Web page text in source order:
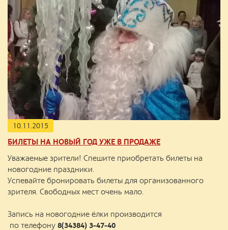
10.11.2015
БИЛЕТЫ НА НОВЫЙ ГОД УЖЕ В ПРОДАЖЕ
Уважаемые зрители! Спешите приобретать билеты на
новогодние праздники.
Успевайте бронировать билеты для организованного
зрителя. Свободных мест очень мало.
Запись на новогодние ёлки производится
по телефону 8(34384) 3-47-40